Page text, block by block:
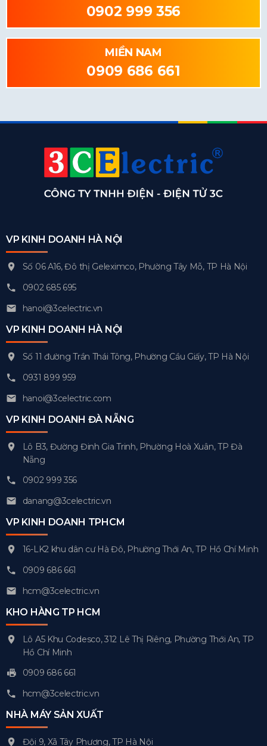
0902 999 356
MIỀN NAM
0909 686 661
VP KINH DOANH HÀ NỘI
Số 06 A16, Đô thị Geleximco, Phường Tây Mỗ, TP Hà Nội
0902 685 695
hanoi@3celectric.vn
VP KINH DOANH HÀ NỘI
Số 11 đường Trần Thái Tông, Phường Cầu Giấy, TP Hà Nội
0931 899 959
hanoi@3celectric.com
VP KINH DOANH ĐÀ NẴNG
Lô B3, Đường Đinh Gia Trinh, Phường Hoà Xuân, TP Đà
Nẵng
0902 999 356
danang@3celectric.vn
VP KINH DOANH TPHCM
16-LK2 khu dân cư Hà Đô, Phường Thới An, TP Hồ Chí Minh
0909 686 661
hcm@3celectric.vn
KHO HÀNG TP HCM
Lô A5 Khu Codesco, 312 Lê Thị Riêng, Phường Thới An, TP
Hồ Chí Minh
0909 686 661
hcm@3celectric.vn
NHÀ MÁY SẢN XUẤT
Đội 9, Xã Tây Phương, TP Hà Nội